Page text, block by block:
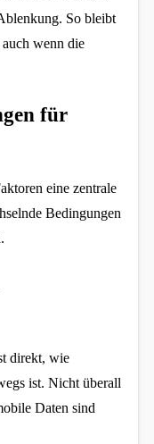
So bleibt
wenn die
für
eine zentrale
Bedingungen
direkt, wie
ist. Nicht überall
Daten sind